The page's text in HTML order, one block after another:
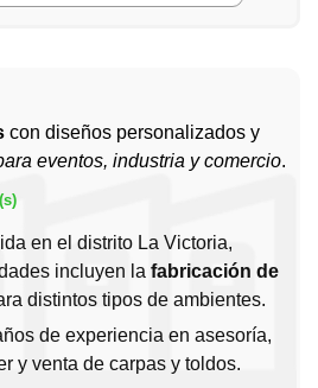
con diseños personalizados y
eventos, industria y comercio.
en el distrito La Victoria,
incluyen la fabricación de
distintos tipos de ambientes.
de experiencia en asesoría,
y venta de carpas y toldos.